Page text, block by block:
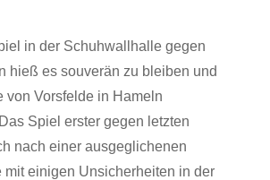
in der Schuhwallhalle gegen
hieß es souverän zu bleiben und
von Vorsfelde in Hameln
Spiel erster gegen letzten
nach einer ausgeglichenen
mit einigen Unsicherheiten in der